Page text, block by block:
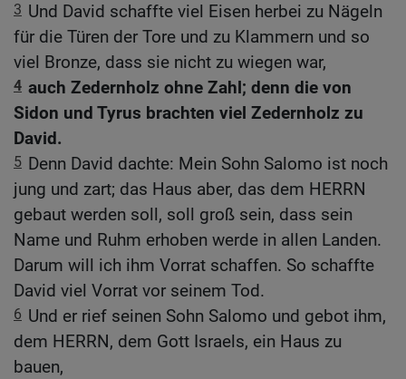
3 Und David schaffte viel Eisen herbei zu Nägeln
für die Türen der Tore und zu Klammern und so
viel Bronze, dass sie nicht zu wiegen war,
4 auch Zedernholz ohne Zahl; denn die von
Sidon und Tyrus brachten viel Zedernholz zu
David.
5 Denn David dachte: Mein Sohn Salomo ist noch
jung und zart; das Haus aber, das dem HERRN
gebaut werden soll, soll groß sein, dass sein
Name und Ruhm erhoben werde in allen Landen.
Darum will ich ihm Vorrat schaffen. So schaffte
David viel Vorrat vor seinem Tod.
6 Und er rief seinen Sohn Salomo und gebot ihm,
dem HERRN, dem Gott Israels, ein Haus zu
bauen,